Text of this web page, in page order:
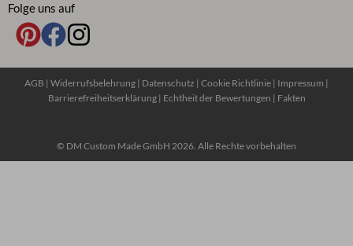
Folge uns auf
© DM Custom Made GmbH 2026. Alle Rechte vorbehalten
AGB | Widerrufsbelehrung | Datenschutz | Cookie Richtlinie | Impressum |
Barrierefreiheitserklärung| Echtheit der Bewertungen | Fakten